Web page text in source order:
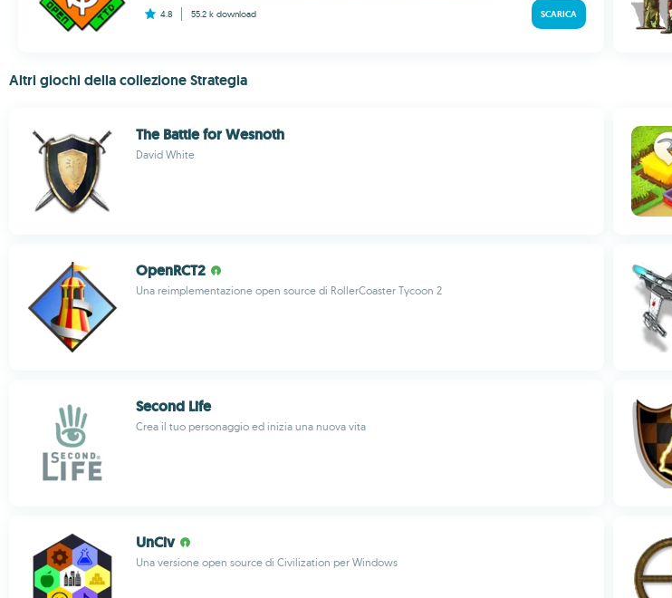
4.8 55.2 k download SCARICA
Altri giochi della collezione Strategia
The Battle for Wesnoth
David White
OpenRCT2
Una reimplementazione open source di RollerCoaster Tycoon 2
Second Life
Crea il tuo personaggio ed inizia una nuova vita
UnCiv
Una versione open source di Civilization per Windows